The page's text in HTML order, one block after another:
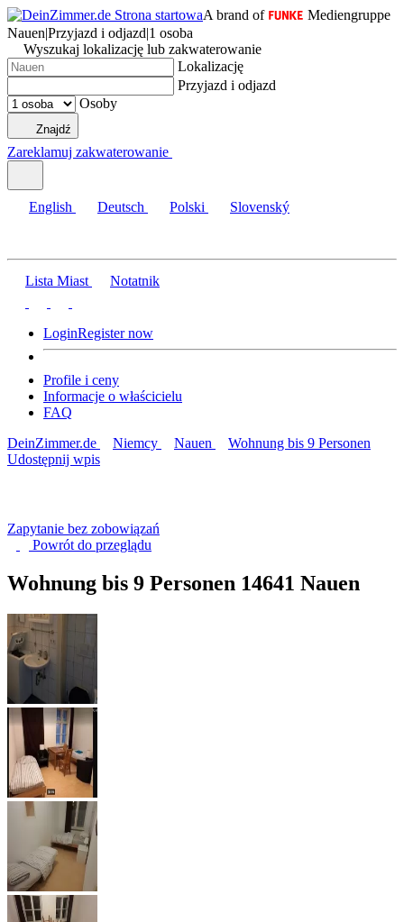
A brand of
Mediengruppe
Nauen|Przyjazd i odjazd|1 osoba
Wyszukaj lokalizację lub zakwaterowanie
Lokalizację
Przyjazd i odjazd
Osoby
Znajdź
Zareklamuj zakwaterowanie
English Deutsch Polski Slovenský
Lista Miast Notatnik
LoginRegister now
Profile i ceny
Informacje o właścicielu
FAQ
DeinZimmer.de
Niemcy Nauen
Wohnung bis 9 Personen
Udostępnij wpis
Zapytanie bez zobowiązań
Powrót do przeglądu
Wohnung bis 9 Personen 14641 Nauen